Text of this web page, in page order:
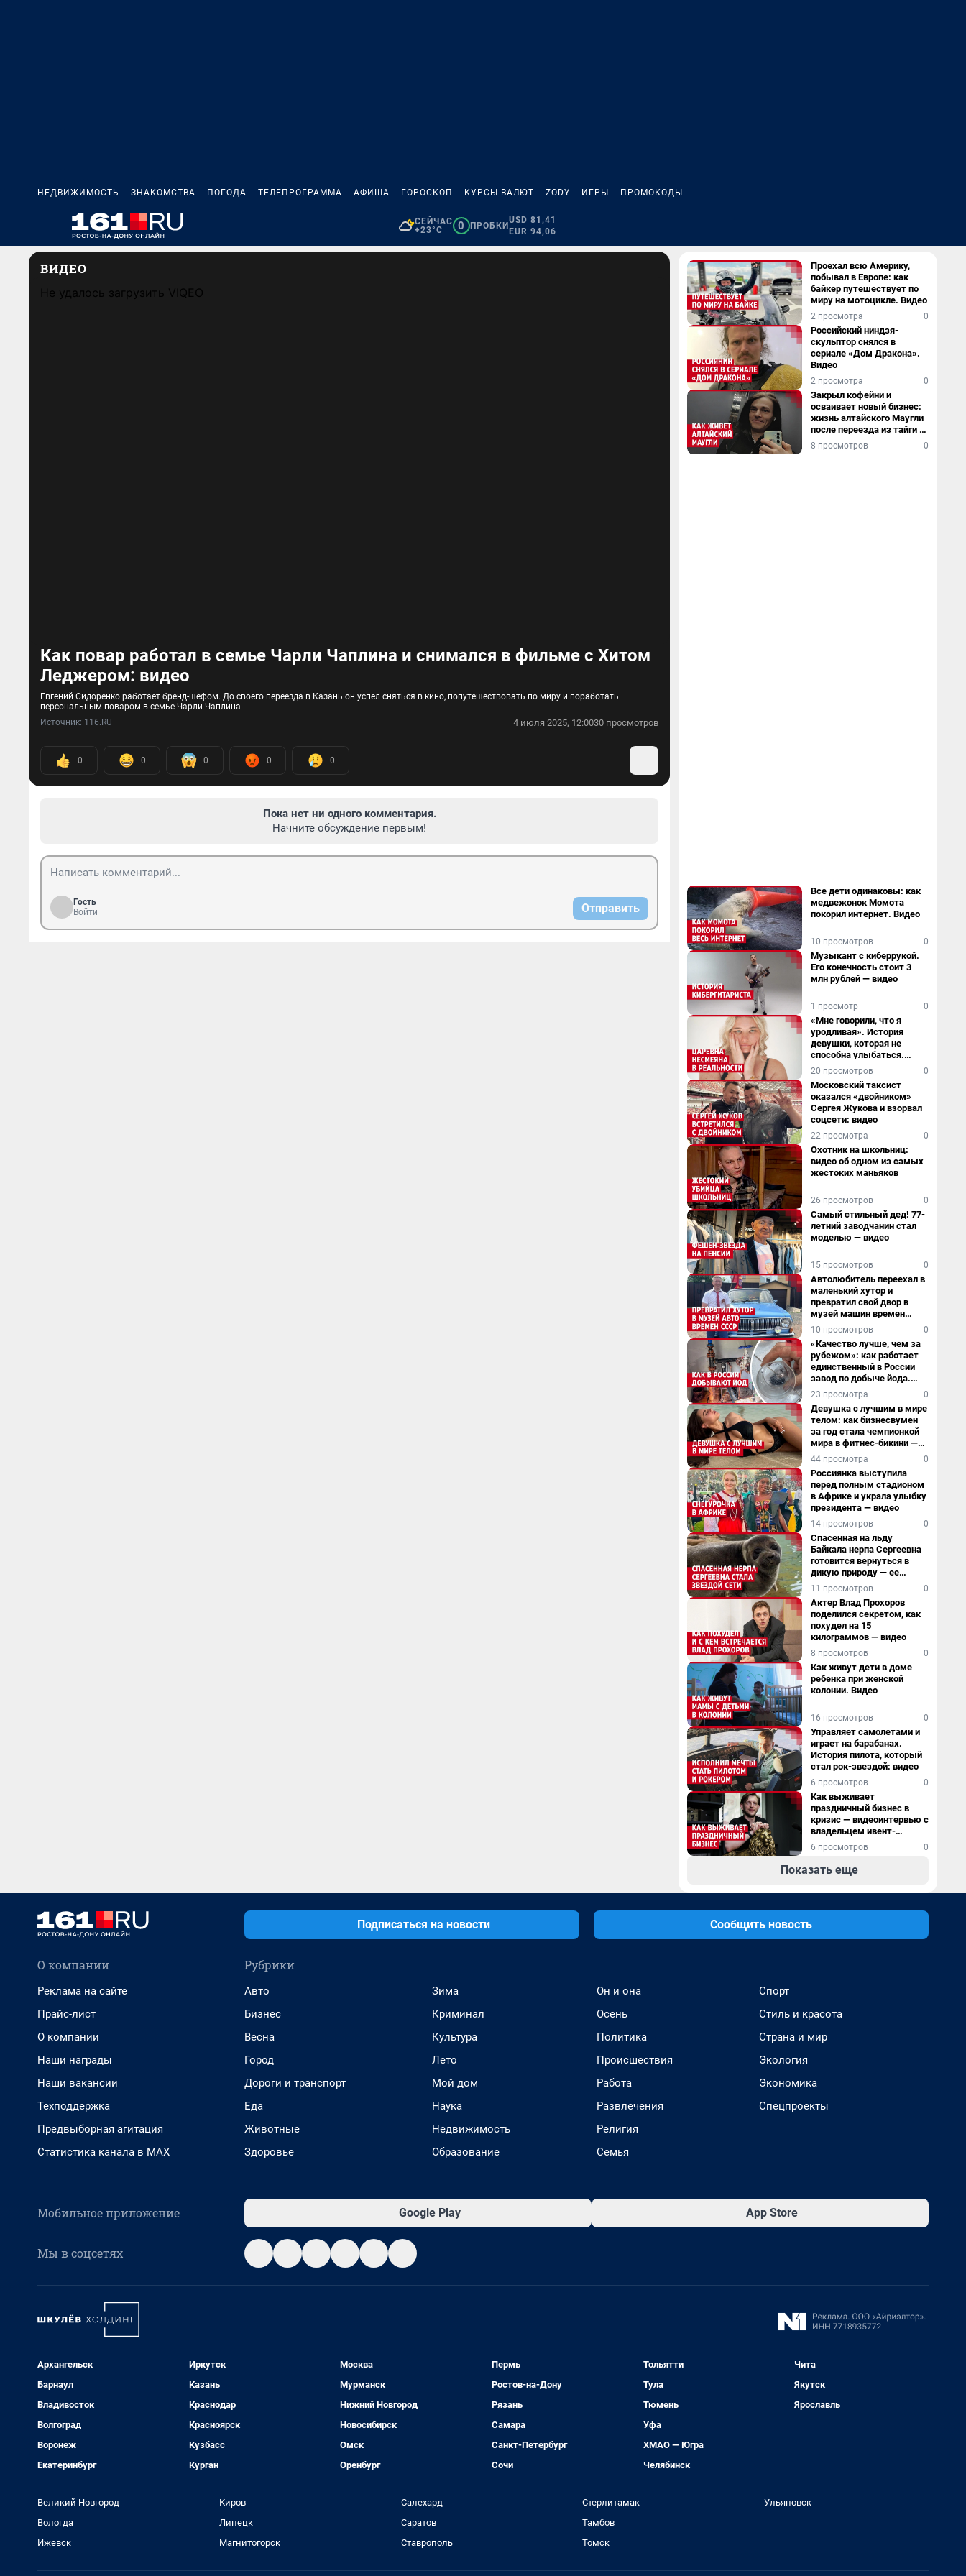
НЕДВИЖИМОСТЬ ЗНАКОМСТВА ПОГОДА ТЕЛЕПРОГРАММА АФИША ГОРОСКОП КУРСЫ ВАЛЮТ ZODY ИГРЫ ПРОМОКОДЫ
СЕЙЧАС
+23°C
0 ПРОБКИ
USD 81,41
EUR 94,06
ВИДЕО
Не удалось загрузить VIQEO
Как повар работал в семье Чарли Чаплина и снимался в фильме с Хитом
Леджером: видео
Евгений Сидоренко работает бренд-шефом. До своего переезда в Казань он успел сняться в кино, попутешествовать по миру и поработать
персональным поваром в семье Чарли Чаплина
Источник: 116.RU 4 июля 2025, 12:0030 просмотров
0 0 0 0 0
Пока нет ни одного комментария.
Начните обсуждение первым!
Гость
Войти
Отправить
Проехал всю Америку,
побывал в Европе: как
байкер путешествует по
миру на мотоцикле. Видео
2 просмотра 0
Российский ниндзя-
скульптор снялся в
сериале «Дом Дракона».
Видео
2 просмотра 0
Закрыл кофейни и
осваивает новый бизнес:
жизнь алтайского Маугли
после переезда из тайги в
столицу
8 просмотров 0
Все дети одинаковы: как
медвежонок Момота
покорил интернет. Видео
10 просмотров 0
Музыкант с киберрукой.
Его конечность стоит 3
млн рублей — видео
1 просмотр 0
«Мне говорили, что я
уродливая». История
девушки, которая не
способна улыбаться.
Видео
20 просмотров 0
Московский таксист
оказался «двойником»
Сергея Жукова и взорвал
соцсети: видео
22 просмотра 0
Охотник на школьниц:
видео об одном из самых
жестоких маньяков
26 просмотров 0
Самый стильный дед! 77-
летний заводчанин стал
моделью — видео
15 просмотров 0
Автолюбитель переехал в
маленький хутор и
превратил свой двор в
музей машин времен
СССР. Видео
10 просмотров 0
«Качество лучше, чем за
рубежом»: как работает
единственный в России
завод по добыче йода.
Видео
23 просмотра 0
Девушка с лучшим в мире
телом: как бизнесвумен
за год стала чемпионкой
мира в фитнес-бикини —
видео
44 просмотра 0
Россиянка выступила
перед полным стадионом
в Африке и украла улыбку
президента — видео
14 просмотров 0
Спасенная на льду
Байкала нерпа Сергеевна
готовится вернуться в
дикую природу — ее
видеоистория
11 просмотров 0
Актер Влад Прохоров
поделился секретом, как
похудел на 15
килограммов — видео
8 просмотров 0
Как живут дети в доме
ребенка при женской
колонии. Видео
16 просмотров 0
Управляет самолетами и
играет на барабанах.
История пилота, который
стал рок-звездой: видео
6 просмотров 0
Как выживает
праздничный бизнес в
кризис — видеоинтервью с
владельцем ивент-
агентства
6 просмотров 0
Показать еще
Подписаться на новости Сообщить новость
О компании
Реклама на сайте
Прайс-лист
О компании
Наши награды
Наши вакансии
Техподдержка
Предвыборная агитация
Статистика канала в MAX
Рубрики
Авто
Бизнес
Весна
Город
Дороги и транспорт
Еда
Животные
Здоровье
Зима
Криминал
Культура
Лето
Мой дом
Наука
Недвижимость
Образование
Он и она
Осень
Политика
Происшествия
Работа
Развлечения
Религия
Семья
Спорт
Стиль и красота
Страна и мир
Экология
Экономика
Спецпроекты
Мобильное приложение Google Play App Store
Мы в соцсетях
Архангельск
Барнаул
Владивосток
Волгоград
Воронеж
Екатеринбург
Иркутск
Казань
Краснодар
Красноярск
Кузбасс
Курган
Москва
Мурманск
Нижний Новгород
Новосибирск
Омск
Оренбург
Пермь
Ростов-на-Дону
Рязань
Самара
Санкт-Петербург
Сочи
Тольятти
Тула
Тюмень
Уфа
ХМАО — Югра
Челябинск
Чита
Якутск
Ярославль
Великий Новгород
Вологда
Ижевск
Киров
Липецк
Магнитогорск
Салехард
Саратов
Ставрополь
Стерлитамак
Тамбов
Томск
Ульяновск